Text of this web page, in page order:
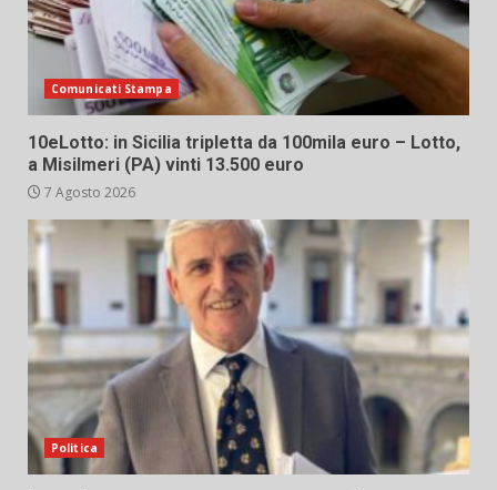
Comunicati Stampa
10eLotto: in Sicilia tripletta da 100mila euro – Lotto,
a Misilmeri (PA) vinti 13.500 euro
7 Agosto 2026
Politica